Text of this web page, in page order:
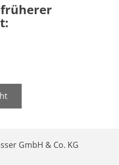
GmbH & Co. KG